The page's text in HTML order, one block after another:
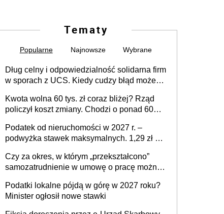
Tematy
Popularne Najnowsze Wybrane
Dług celny i odpowiedzialność solidarna firm
w sporach z UCS. Kiedy cudzy błąd może
Kwota wolna 60 tys. zł coraz bliżej? Rząd
policzył koszt zmiany. Chodzi o ponad 60
Podatek od nieruchomości w 2027 r. –
podwyżka stawek maksymalnych. 1,29 zł za
budynków i lokali związanych z
prowadzeniem działalności gospodarczej
Czy za okres, w którym „przekształcono”
samozatrudnienie w umowę o pracę można
umowy cywilnoprawnej jedynym
racjonalnym wyjściem
Podatki lokalne pójdą w górę w 2027 roku?
Minister ogłosił nowe stawki